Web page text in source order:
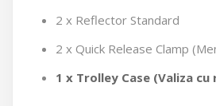
2 x Reflector Standard
2 x Quick Release Clamp
1 x Trolley Case (Valiza